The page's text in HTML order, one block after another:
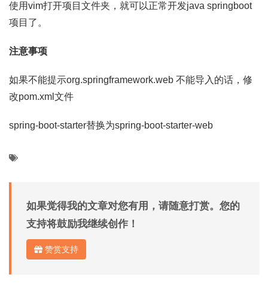
使用vim打开项目文件夹，就可以正常开发java springboot
项目了。
注意事项
如果不能提示org.springframework.web 不能导入的话，修
改pom.xml文件
spring-boot-starter替换为spring-boot-starter-web
如果觉得我的文章对您有用，请随意打赏。您的
支持将鼓励我继续创作！
赞赏支持